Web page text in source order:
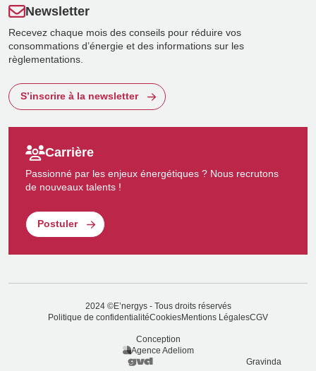
Newsletter
Recevez chaque mois des conseils pour réduire vos
consommations d’énergie et des informations sur les
règlementations.
S’inscrire à la newsletter
Carrière
Passionné par les enjeux énergétiques ? Nous recrutons
de nouveaux talents !
Postuler
2024 ©E’nergys - Tous droits réservés
Politique de confidentialitéCookiesMentions LégalesCGV
Conception
Agence Adeliom
Gravinda